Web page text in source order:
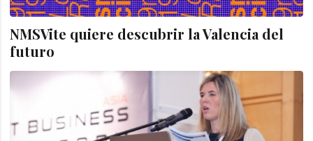
NMSVite quiere descubrir la Valencia del
futuro